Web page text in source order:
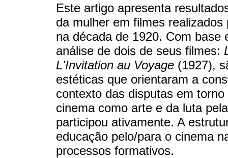
Este artigo apresenta
da mulher em filmes
na década de 1920. Com base
análise de dois de seus filmes:
L'Invitation au Voyage (1927),
estéticas que orientaram a
contexto das disputas em
cinema como arte e da luta
participou ativamente. A
educação pelo/para o cinema
processos formativos.